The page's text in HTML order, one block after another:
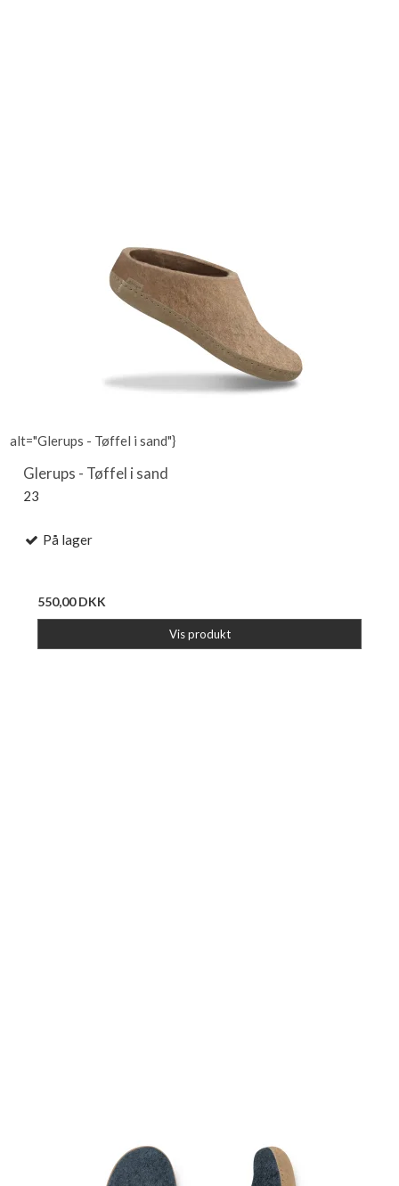
alt="Glerups - Tøffel i sand"}
Glerups - Tøffel i sand
23
På lager
550,00 DKK
Vis produkt